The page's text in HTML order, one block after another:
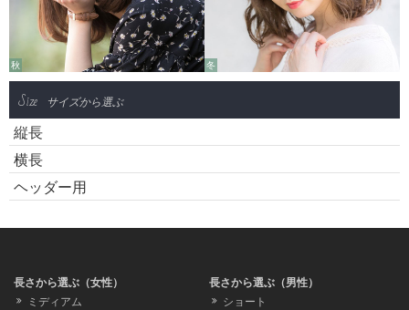
秋 冬
Size サイズから選ぶ
縦長
横長
ヘッダー用
長さから選ぶ（女性）
ミディアム
長さから選ぶ（男性）
ショート